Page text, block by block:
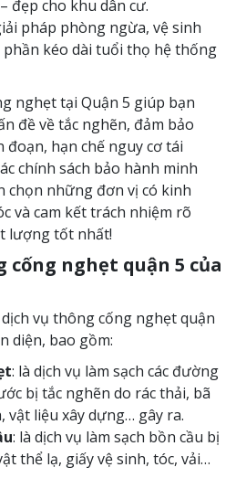
đẹp cho khu dân cư.
pháp phòng ngừa, vệ sinh
kéo dài tuổi thọ hệ thống
nghẹt tại Quận 5 giúp bạn
đề về tắc nghẽn, đảm bảo
hạn chế nguy cơ tái
chính sách bảo hành minh
chọn những đơn vị có kinh
và cam kết trách nhiệm rõ
lượng tốt nhất!
cống nghẹt quận 5 của
vụ thông cống nghẹt quận
diện, bao gồm:
: là dịch vụ làm sạch các đường
bị tắc nghẽn do rác thải, bã
vật liệu xây dựng… gây ra.
: là dịch vụ làm sạch bồn cầu bị
thể lạ, giấy vệ sinh, tóc, vải…